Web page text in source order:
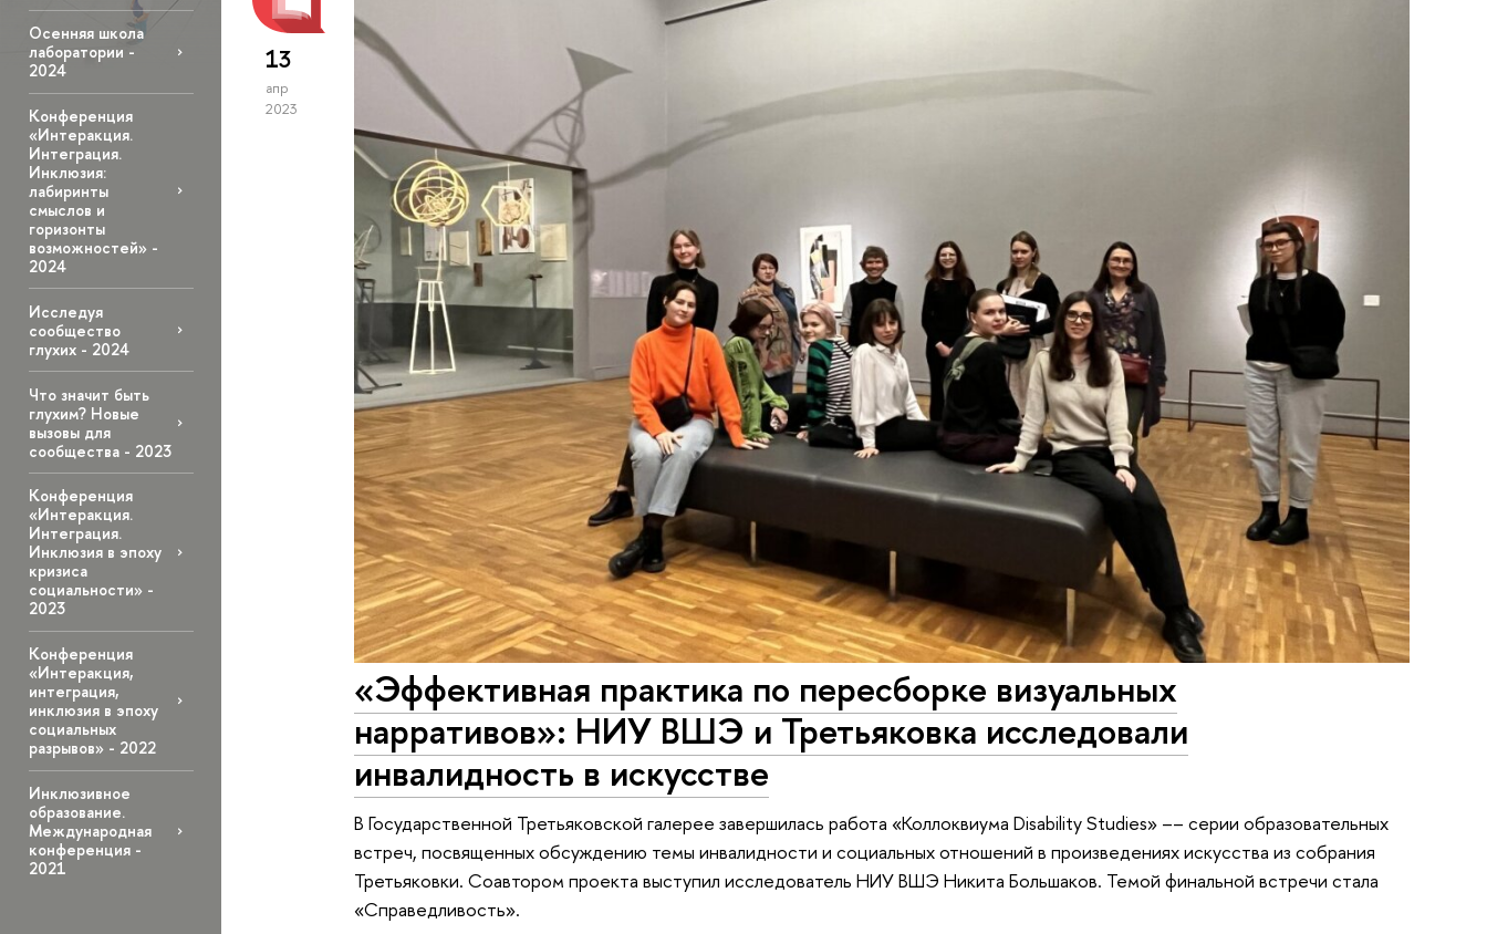
Осенняя школа
лаборатории -
2024
Конференция
«Интеракция.
Интеграция.
Инклюзия:
лабиринты
смыслов и
горизонты
возможностей» -
2024
Исследуя
сообщество
глухих - 2024
Что значит быть
глухим? Новые
вызовы для
сообщества - 2023
Конференция
«Интеракция.
Интеграция.
Инклюзия в эпоху
кризиса
социальности» -
2023
Конференция
«Интеракция,
интеграция,
инклюзия в эпоху
социальных
разрывов» - 2022
Инклюзивное
образование.
Международная
конференция -
2021
13
апр
2023
«Эффективная практика по пересборке визуальных
нарративов»: НИУ ВШЭ и Третьяковка исследовали
инвалидность в искусстве
В Государственной Третьяковской галерее завершилась работа «Коллоквиума Disability Studies» –– серии образовательных
встреч, посвященных обсуждению темы инвалидности и социальных отношений в произведениях искусства из собрания
Третьяковки. Соавтором проекта выступил исследователь НИУ ВШЭ Никита Большаков. Темой финальной встречи стала
«Справедливость».